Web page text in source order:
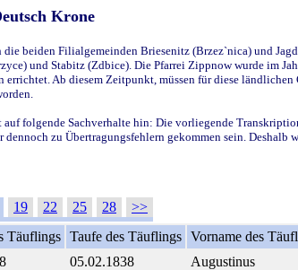
Krone
beiden Filialgemeinden Briesenitz (Brzez`nica) und
und Stabitz (Zdbice). Die Pfarrei Zippnow wurde im
Ab diesem Zeitpunkt, müssen für diese
auf folgende Sachverhalte hin: Die vorliegende
zu Übertragungsfehlern gekommen sein. Deshalb
19 22 25 28
>>
Täuflings Taufe des Täuflings Vorname des
05.02.1838 Augustinus